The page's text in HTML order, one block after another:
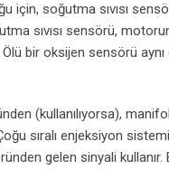
için, soğutma sıvısı
sıvısı sensörü,
bir oksijen sensörü
(kullanılıyorsa),
sıralı enjeksiyon
gelen sinyali kullanır.